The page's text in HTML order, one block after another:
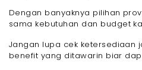
Dengan banyaknya pilihan
sama kebutuhan dan budget
Jangan lupa cek ketersediaan
benefit yang ditawarin biar